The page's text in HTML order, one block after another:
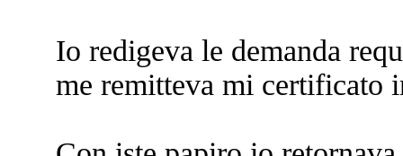
Io redigeva le demanda
me remitteva mi certificato